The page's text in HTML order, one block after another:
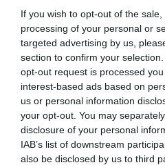
If you wish to opt-out of the
processing of your personal or
targeted advertising by us,
section to confirm your
opt-out request is processed
interest-based ads based on
us or personal information
your opt-out. You may
disclosure of your personal
IAB’s list of downstream
also be disclosed by us to third